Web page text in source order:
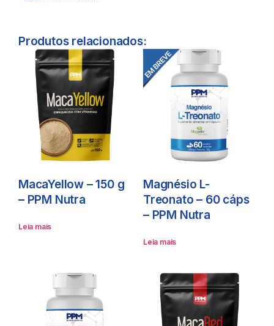
Produtos relacionados:
MacaYellow – 150 g
– PPM Nutra
Leia mais
Magnésio L-
Treonato – 60 cáps
– PPM Nutra
Leia mais